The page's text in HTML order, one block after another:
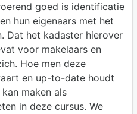
goed is identificatie
hun eigenaars met het
Dat het kadaster hierover
voor makelaars en
Hoe men deze
en up-to-date houdt
maken als
in deze cursus. We